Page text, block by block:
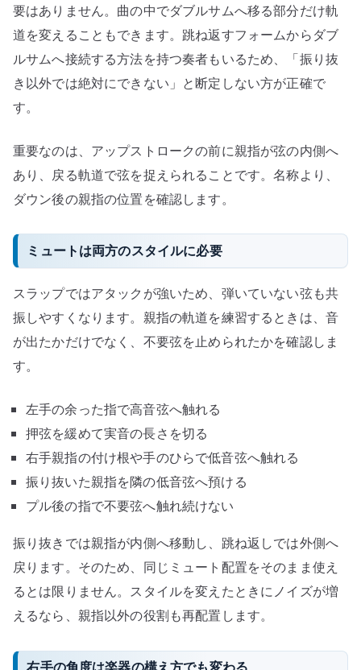
要はありません。曲の中でダブルサムへ移る部分だけ軌
道を変えることもできます。跳ね返すフォームからダブ
ルサムへ接続する方法を持つ奏者もいるため、「振り抜
き以外では絶対にできない」と断定しない方が正確で
す。
重要なのは、アップストロークの前に親指が弦の内側へ
あり、戻る軌道で弦を捉えられることです。名称より、
ダウン後の親指の位置を確認します。
ミュートは両方のスタイルに必要
スラップではアタックが強いため、弾いていない弦も共
振しやすくなります。親指の軌道を練習するときは、音
が出たかだけでなく、不要弦を止められたかを確認しま
す。
左手の余った指で高音弦へ触れる
押弦を緩めて実音の長さを切る
右手親指の付け根や手のひらで低音弦へ触れる
振り抜いた親指を隣の低音弦へ預ける
プル後の指で不要弦へ触れ続けない
振り抜きでは親指が内側へ移動し、跳ね返しでは外側へ
戻ります。そのため、同じミュート配置をそのまま使え
るとは限りません。スタイルを変えたときにノイズが増
えるなら、親指以外の役割も再配置します。